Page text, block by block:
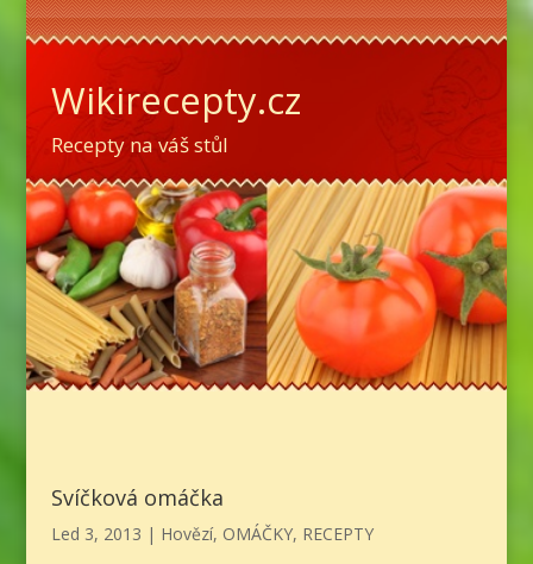
Wikirecepty.cz
Recepty na váš stůl
Svíčková omáčka
Led 3, 2013 | Hovězí, OMÁČKY, RECEPTY